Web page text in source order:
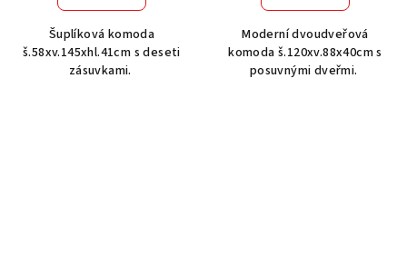
Šuplíková komoda
š.58xv.145xhl.41cm s deseti
zásuvkami.
Moderní dvoudveřová
komoda š.120xv.88x40cm s
posuvnými dveřmi.